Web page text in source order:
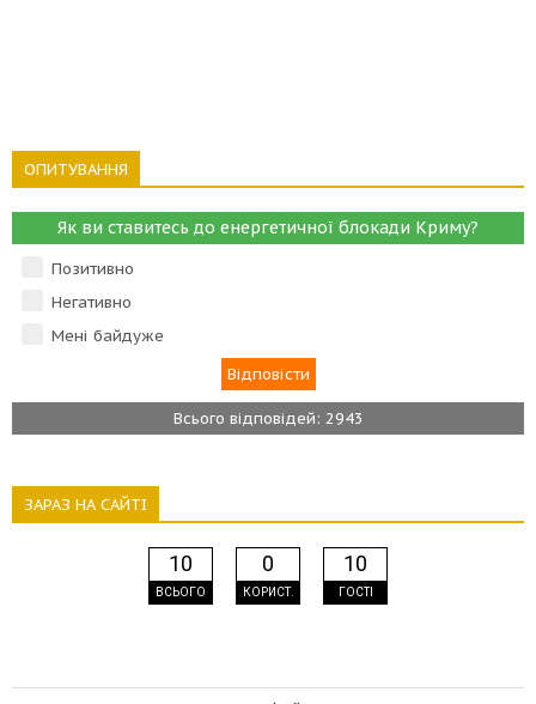
ОПИТУВАННЯ
Як ви ставитесь до енергетичної блокади Криму?
Позитивно
Негативно
Мені байдуже
Всього відповідей: 2943
ЗАРАЗ НА САЙТІ
10
ВСЬОГО
0
КОРИСТ.
10
ГОСТІ